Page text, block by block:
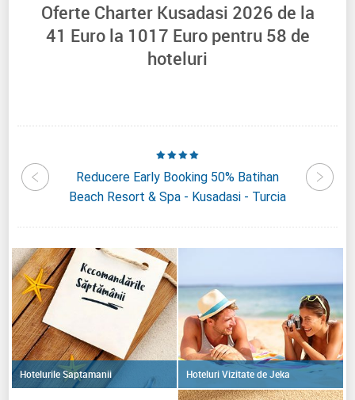
Oferte Charter Kusadasi 2026 de la
41 Euro la 1017 Euro pentru 58 de
hoteluri
Reducere Early Booking 50% Batihan
Beach Resort & Spa - Kusadasi - Turcia
Hotelurile Saptamanii Hoteluri Vizitate de Jeka